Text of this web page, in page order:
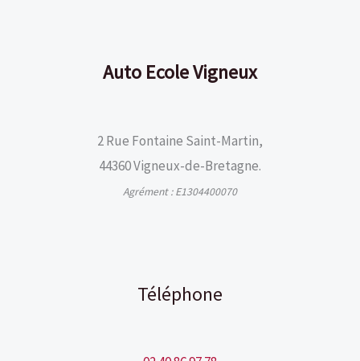
Auto Ecole Vigneux
2 Rue Fontaine Saint-Martin,
44360 Vigneux-de-Bretagne.
Agrément : E1304400070
Téléphone